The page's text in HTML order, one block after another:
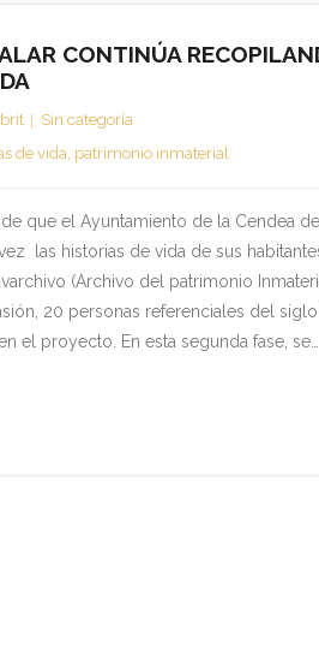
CONTINÚA
Sin categoría
de vida, patrimonio inmaterial
que el Ayuntamiento de la Cendea
las historias de vida de sus
(Archivo del patrimonio
20 personas referenciales del
el proyecto. En esta segunda fase, se…